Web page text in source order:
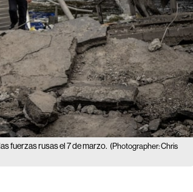
fuerzas rusas el 7 de marzo. (Photographer: Chris